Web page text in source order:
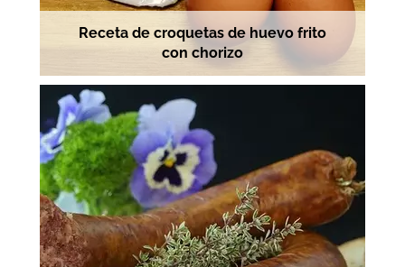
Receta de croquetas de huevo frito
con chorizo